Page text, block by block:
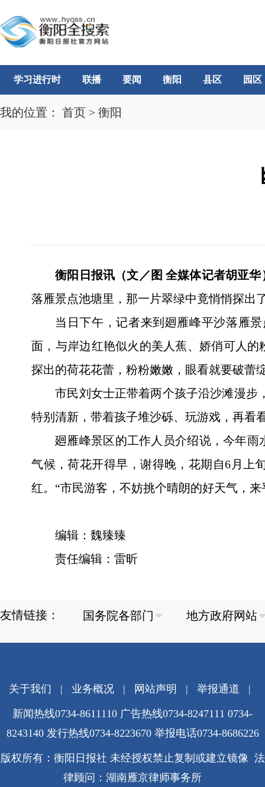
学习进行时 联播 要闻 衡阳 县区 园区
我的位置： 首页 > 衡阳
衡阳日报讯（文／图 全媒体记者胡亚华
落雁景点池塘里，那一片翠绿中竟悄悄探出
当日下午，记者来到廻雁峰平沙落雁
面，与岸边红艳似火的美人蕉、娇俏可人
探出的荷花花蕾，粉粉嫩嫩，眼看就要破蕾
市民刘女士正带着两个孩子沿沙滩漫步
特别清新，带着孩子堆沙砾、玩游戏，再看
廻雁峰景区的工作人员介绍说，今年
气候，荷花开得早，谢得晚，花期自6月
红。“市民游客，不妨挑个晴朗的好天气，
编辑：魏臻臻
责任编辑：雷昕
友情链接：
关于我们 | 业务概况| 网站声明 | 举报通道 |
新闻热线0734-8611110 广告热线0734-8247111 0734-
8243140 发行热线0734-8223670 举报电话0734-8686226
版权所有：衡阳日报社 未经授权禁止复制或建立镜像 法
律顾问：湖南雁京律师事务所